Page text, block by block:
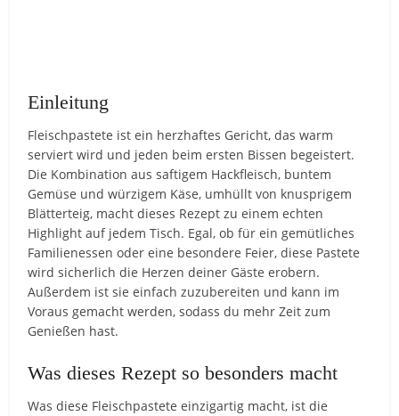
Einleitung
Fleischpastete ist ein herzhaftes Gericht, das warm
serviert wird und jeden beim ersten Bissen begeistert.
Die Kombination aus saftigem Hackfleisch, buntem
Gemüse und würzigem Käse, umhüllt von knusprigem
Blätterteig, macht dieses Rezept zu einem echten
Highlight auf jedem Tisch. Egal, ob für ein gemütliches
Familienessen oder eine besondere Feier, diese Pastete
wird sicherlich die Herzen deiner Gäste erobern.
Außerdem ist sie einfach zuzubereiten und kann im
Voraus gemacht werden, sodass du mehr Zeit zum
Genießen hast.
Was dieses Rezept so besonders macht
Was diese Fleischpastete einzigartig macht, ist die